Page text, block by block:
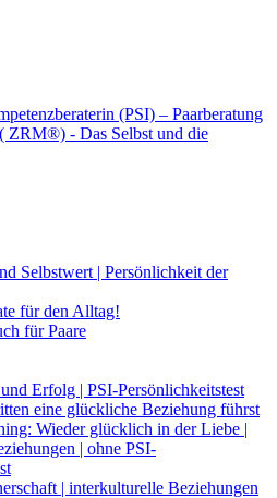
–
(PSI) –
der
Selbstwert | Persönlichkeit der
für den Alltag!
für Paare
Erfolg | PSI-Persönlichkeitstest
eine glückliche Beziehung führst
Wieder glücklich in der Liebe |
| ohne PSI-
| interkulturelle Beziehungen